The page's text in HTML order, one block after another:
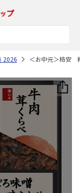
2026 ＜お中元＞柿安